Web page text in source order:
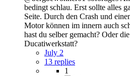
bedingt schlau. Erst sollte alles
Seite. Durch den Crash und
Motor können im innern auch
hast du selber gemacht? Oder
Ducatiwerkstatt?
July 2
13 replies
1